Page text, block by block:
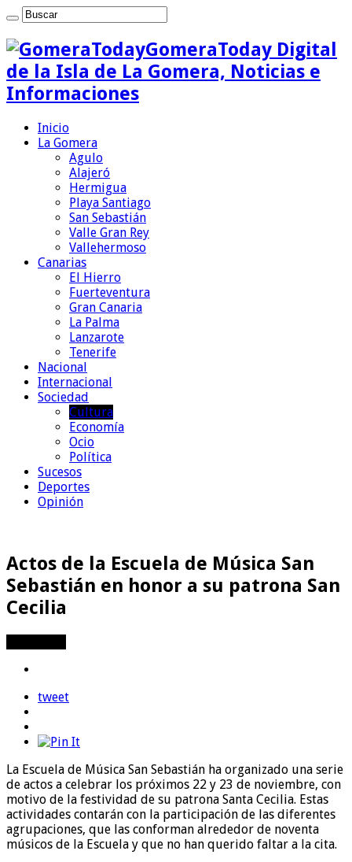
GomeraToday Digital
de la Isla de La Gomera, Noticias e
Informaciones
Inicio
La Gomera
Agulo
Alajeró
Hermigua
Playa Santiago
San Sebastián
Valle Gran Rey
Vallehermoso
Canarias
El Hierro
Fuerteventura
Gran Canaria
La Palma
Lanzarote
Tenerife
Nacional
Internacional
Sociedad
Cultura
Economía
Ocio
Política
Sucesos
Deportes
Opinión
Actos de la Escuela de Música San
Sebastián en honor a su patrona San
Cecilia
tweet
La Escuela de Música San Sebastián ha organizado una serie
de actos a celebrar los próximos 22 y 23 de noviembre, con
motivo de la festividad de su patrona Santa Cecilia. Estas
actividades contarán con la participación de las diferentes
agrupaciones, que las conforman alrededor de noventa
músicos de la Escuela y que no han querido faltar a la cita.